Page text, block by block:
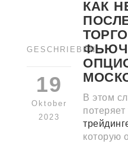
GESCHRIEBEN
19
Oktober
2023
КАК
В этом
потеряет
которую